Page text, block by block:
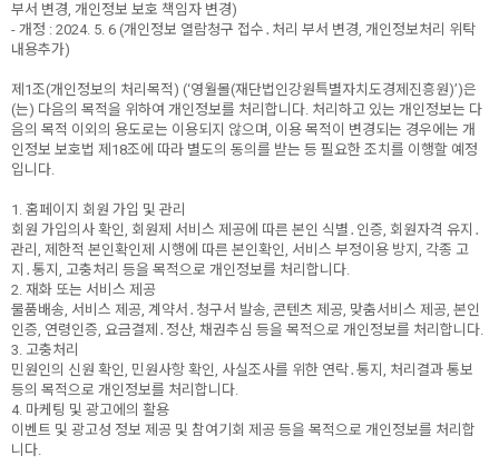
부서 변경, 개인정보 보호 책임자 변경)
- 개정 : 2024. 5. 6 (개인정보 열람청구 접수․처리 부서 변경, 개인정보처리 위탁
내용추가)
제1조(개인정보의 처리목적) (‘영월몰(재단법인강원특별자치도경제진흥원)’)은
(는) 다음의 목적을 위하여 개인정보를 처리합니다. 처리하고 있는 개인정보는 다
음의 목적 이외의 용도로는 이용되지 않으며, 이용 목적이 변경되는 경우에는 개
인정보 보호법 제18조에 따라 별도의 동의를 받는 등 필요한 조치를 이행할 예정
입니다.
1. 홈페이지 회원 가입 및 관리
회원 가입의사 확인, 회원제 서비스 제공에 따른 본인 식별․인증, 회원자격 유지․
관리, 제한적 본인확인제 시행에 따른 본인확인, 서비스 부정이용 방지, 각종 고
지․통지, 고충처리 등을 목적으로 개인정보를 처리합니다.
2. 재화 또는 서비스 제공
물품배송, 서비스 제공, 계약서․청구서 발송, 콘텐츠 제공, 맞춤서비스 제공, 본인
인증, 연령인증, 요금결제․정산, 채권추심 등을 목적으로 개인정보를 처리합니다.
3. 고충처리
민원인의 신원 확인, 민원사항 확인, 사실조사를 위한 연락․통지, 처리결과 통보
등의 목적으로 개인정보를 처리합니다.
4. 마케팅 및 광고에의 활용
이벤트 및 광고성 정보 제공 및 참여기회 제공 등을 목적으로 개인정보를 처리합
니다.